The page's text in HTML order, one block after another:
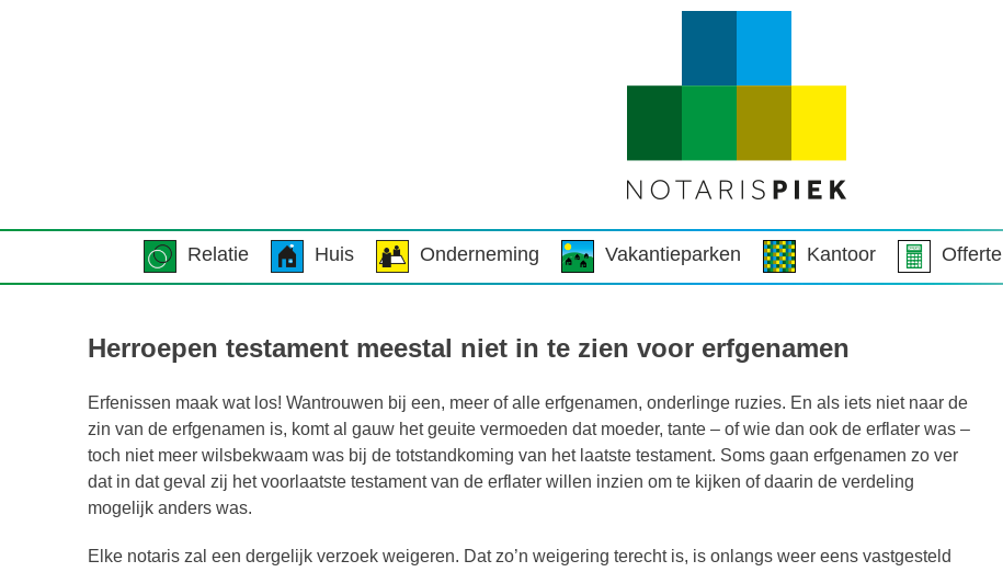
Relatie Huis Onderneming Vakantieparken Kantoor Offerte
Herroepen testament meestal niet in te zien voor erfgenamen
Erfenissen maak wat los! Wantrouwen bij een, meer of alle erfgenamen, onderlinge ruzies. En als iets niet naar de
zin van de erfgenamen is, komt al gauw het geuite vermoeden dat moeder, tante – of wie dan ook de erflater was –
toch niet meer wilsbekwaam was bij de totstandkoming van het laatste testament. Soms gaan erfgenamen zo ver
dat in dat geval zij het voorlaatste testament van de erflater willen inzien om te kijken of daarin de verdeling
mogelijk anders was.
Elke notaris zal een dergelijk verzoek weigeren. Dat zo’n weigering terecht is, is onlangs weer eens vastgesteld